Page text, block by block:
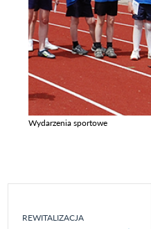
Wydarzenia sportowe
REWITALIZACJA